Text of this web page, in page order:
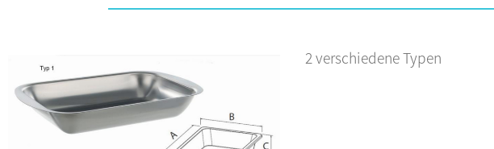
2 verschiedene Typen